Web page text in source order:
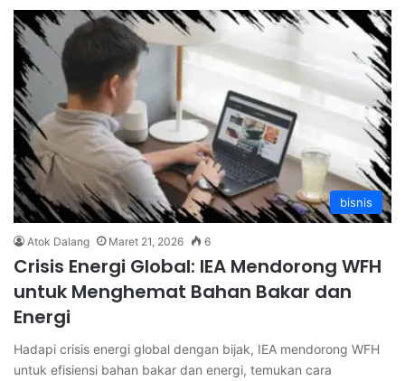
bisnis
Atok Dalang Maret 21, 2026 6
Crisis Energi Global: IEA Mendorong WFH
untuk Menghemat Bahan Bakar dan
Energi
Hadapi crisis energi global dengan bijak, IEA mendorong WFH
untuk efisiensi bahan bakar dan energi, temukan cara